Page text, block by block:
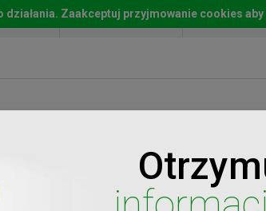
Start Moje konto Lista
Zaakceptuj przyjmowanie cookies